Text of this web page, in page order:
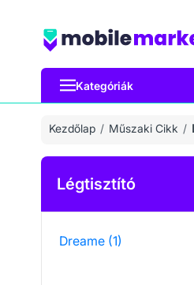
Kategóriák
Kezdőlap Műszaki Cikk
Légtisztító
Dreame (1)